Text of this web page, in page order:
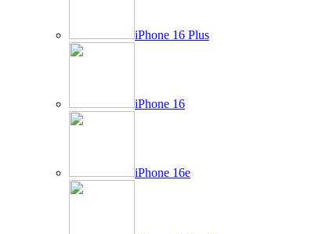
iPhone 16 Plus
iPhone 16
iPhone 16e